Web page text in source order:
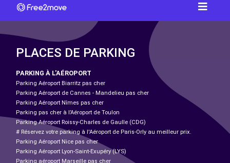
PLACES DE PARKING
PARKING À L'AÉROPORT
Parking Aéroport Biarritz pas cher
Parking Aéroport de Cannes - Mandelieu pas cher
Parking Aéroport Nîmes pas cher
Parking pas cher à l’Aéroport de Toulon
Parking Aéroport Roissy-Charles de Gaulle (CDG)
# Réservez votre parking à l'Aéroport de Paris-Orly au meilleur prix.
Parking Aéroport Nice pas cher
Parking Aéroport Lyon-Saint-Exupéry (LYS)
Parking aéroport Marseille pas cher